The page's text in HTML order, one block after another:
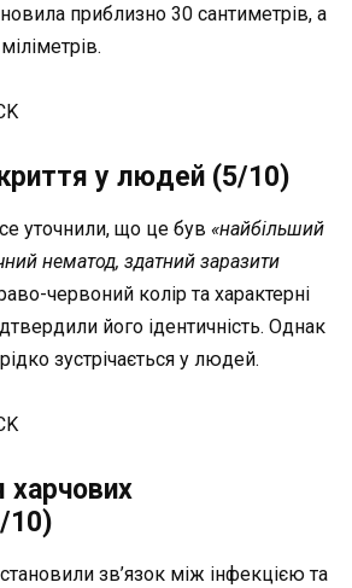
приблизно 30 сантиметрів, а
у людей (5/10)
уточнили, що це був «найбільший
нематод, здатний заразити
червоний колір та характерні
його ідентичність. Однак
зустрічається у людей.
харчових
10)
зв’язок між інфекцією та